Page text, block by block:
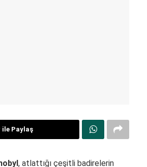
Paylaş
, atlattığı çeşitli badirelerin